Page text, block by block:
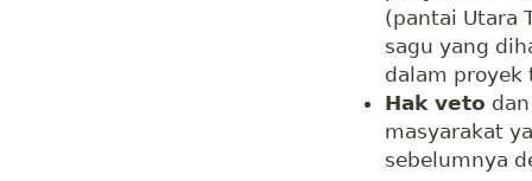
(pantai Utara
sagu yang
dalam proyek
Hak veto
masyarakat
sebelumnya